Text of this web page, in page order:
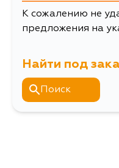
К сожалению не
предложения на
Найти под
Поиск